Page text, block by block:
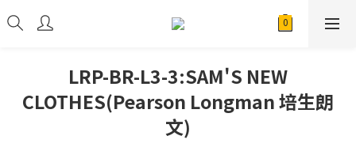
LRP-BR-L3-3:SAM'S NEW
CLOTHES(Pearson Longman 培生朗
文)